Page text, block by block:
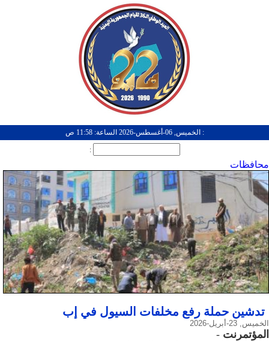
: الخميس, 06-أغسطس-2026 الساعة: 11:58 ص
:
محافظات
تدشين حملة رفع مخلفات السيول في إب
الخميس, 23-أبريل-2026
المؤتمرنت -